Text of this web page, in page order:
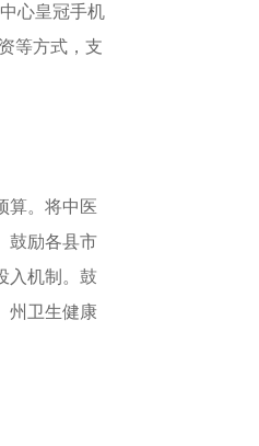
心皇冠手机
等方式，支
算。将中医
鼓励各县市
入机制。鼓
州卫生健康